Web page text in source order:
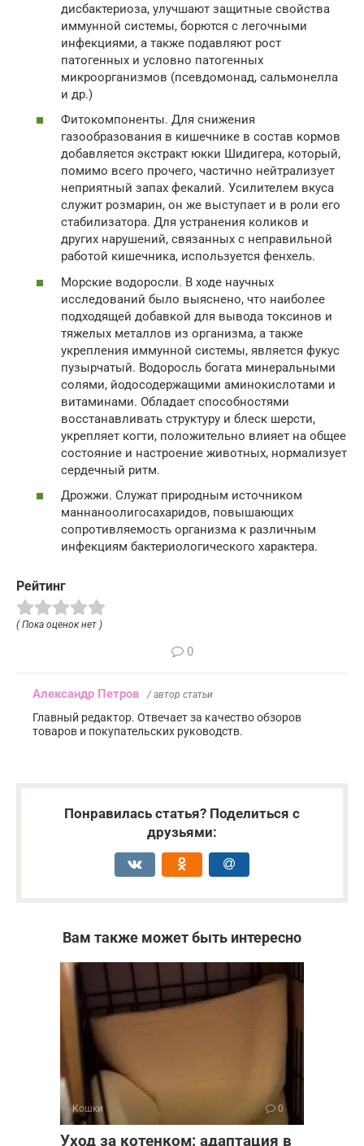
дисбактериоза, улучшают защитные свойства
иммунной системы, борются с легочными
инфекциями, а также подавляют рост
патогенных и условно патогенных
микроорганизмов (псевдомонад, сальмонелла
и др.)
Фитокомпоненты. Для снижения
газообразования в кишечнике в состав кормов
добавляется экстракт юкки Шидигера, который,
помимо всего прочего, частично нейтрализует
неприятный запах фекалий. Усилителем вкуса
служит розмарин, он же выступает и в роли его
стабилизатора. Для устранения коликов и
других нарушений, связанных с неправильной
работой кишечника, используется фенхель.
Морские водоросли. В ходе научных
исследований было выяснено, что наиболее
подходящей добавкой для вывода токсинов и
тяжелых металлов из организма, а также
укрепления иммунной системы, является фукус
пузырчатый. Водоросль богата минеральными
солями, йодосодержащими аминокислотами и
витаминами. Обладает способностями
восстанавливать структуру и блеск шерсти,
укрепляет когти, положительно влияет на общее
состояние и настроение животных, нормализует
сердечный ритм.
Дрожжи. Служат природным источником
маннаноолигосахаридов, повышающих
сопротивляемость организма к различным
инфекциям бактериологического характера.
Рейтинг
( Пока оценок нет )
0
Александр Петров / автор статьи
Главный редактор. Отвечает за качество обзоров
товаров и покупательских руководств.
Понравилась статья? Поделиться с
друзьями:
Вам также может быть интересно
Кошки 0
Уход за котенком: адаптация в